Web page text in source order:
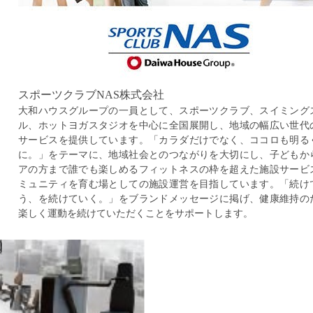
スポーツクラブNAS株式会社
大和ハウスグループの一員として、スポーツクラブ、スイミング
ル、ホットヨガスタジオを中心に全国展開し、地域の幅広い世代
サービスを提供しています。「カラダだけでなく、ココロも明る
に。」をテーマに、地域社会とのつながりを大切にし、子どもか
アの方まで誰でも楽しめるフィットネスの枠を超えた施設サービ
ミュニティを育む場としての施設運営を目指しています。「続け
う、を続けていく。」をブランドメッセージに掲げ、健康維持の
楽しく運動を続けていただくことをサポートします。